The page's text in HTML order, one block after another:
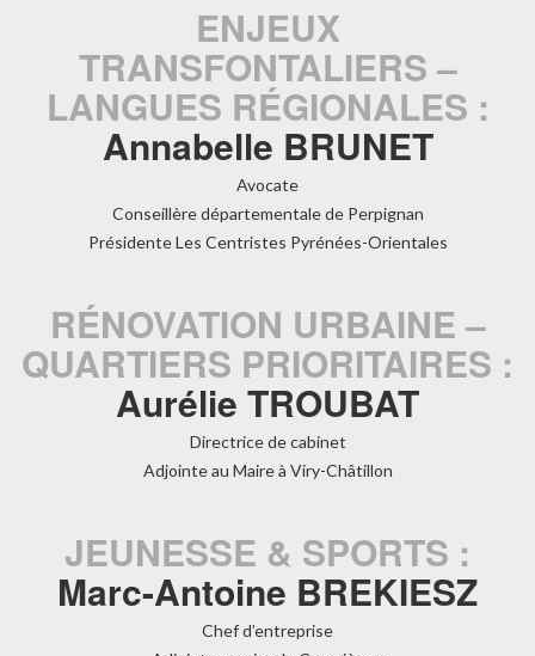
ENJEUX
TRANSFONTALIERS –
LANGUES RÉGIONALES :
Annabelle BRUNET
Avocate
Conseillère départementale de Perpignan
Présidente Les Centristes Pyrénées-Orientales
RÉNOVATION URBAINE –
QUARTIERS PRIORITAIRES :
Aurélie TROUBAT
Directrice de cabinet
Adjointe au Maire à Viry-Châtillon
JEUNESSE & SPORTS :
Marc-Antoine BREKIESZ
Chef d’entreprise